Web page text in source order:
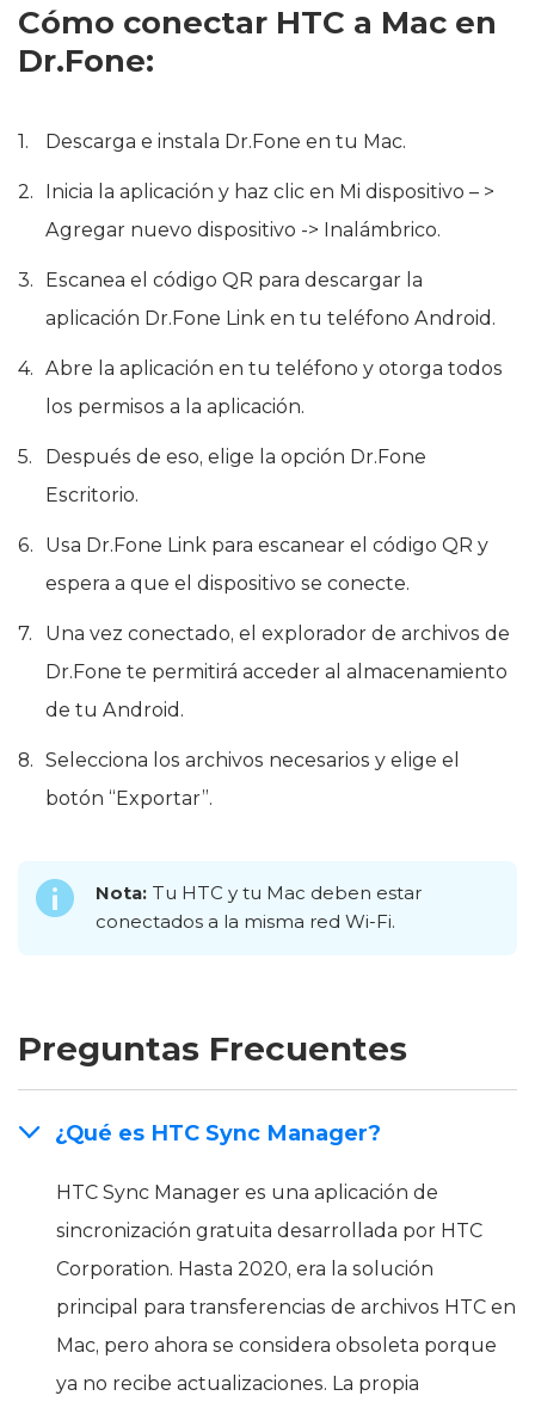
Cómo conectar HTC a Mac en
Dr.Fone:
Descarga e instala Dr.Fone en tu Mac.
Inicia la aplicación y haz clic en Mi dispositivo – >
Agregar nuevo dispositivo -> Inalámbrico.
Escanea el código QR para descargar la
aplicación Dr.Fone Link en tu teléfono Android.
Abre la aplicación en tu teléfono y otorga todos
los permisos a la aplicación.
Después de eso, elige la opción Dr.Fone
Escritorio.
Usa Dr.Fone Link para escanear el código QR y
espera a que el dispositivo se conecte.
Una vez conectado, el explorador de archivos de
Dr.Fone te permitirá acceder al almacenamiento
de tu Android.
Selecciona los archivos necesarios y elige el
botón “Exportar”.
Nota: Tu HTC y tu Mac deben estar
conectados a la misma red Wi-Fi.
Preguntas Frecuentes
¿Qué es HTC Sync Manager?
HTC Sync Manager es una aplicación de
sincronización gratuita desarrollada por HTC
Corporation. Hasta 2020, era la solución
principal para transferencias de archivos HTC en
Mac, pero ahora se considera obsoleta porque
ya no recibe actualizaciones. La propia